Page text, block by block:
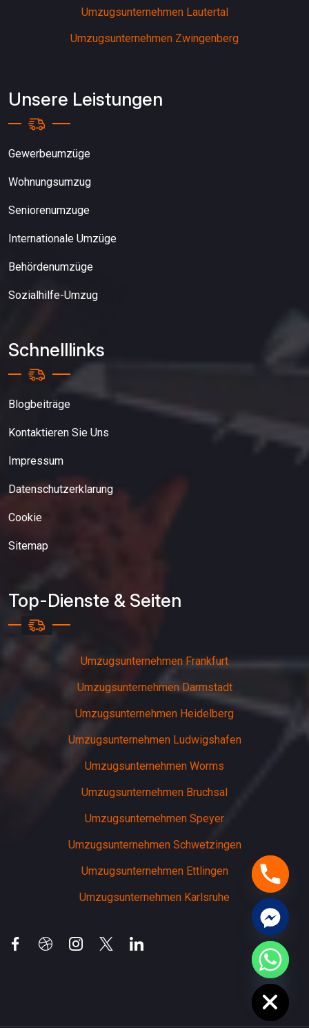
Umzugsunternehmen Lautertal
Umzugsunternehmen Zwingenberg
Unsere Leistungen
Gewerbeumzüge
Wohnungsumzug
Seniorenumzuge
Internationale Umzüge
Behördenumzüge
Sozialhilfe-Umzug
Schnelllinks
Blogbeiträge
Kontaktieren Sie Uns
Impressum
Datenschutzerklarung
Cookie
Sitemap
Top-Dienste & Seiten
Umzugsunternehmen Frankfurt
Umzugsunternehmen Darmstadt
Umzugsunternehmen Heidelberg
Umzugsunternehmen Ludwigshafen
Umzugsunternehmen Worms
Umzugsunternehmen Bruchsal
Umzugsunternehmen Speyer
Umzugsunternehmen Schwetzingen
Umzugsunternehmen Ettlingen
Umzugsunternehmen Karlsruhe
Hide
chaty